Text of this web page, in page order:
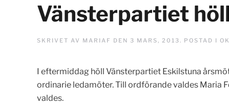
Vänsterpartiet
SKRIVET AV MARIAF DEN 3 MARS, 2013. POSTAD I
I eftermiddag höll Vänsterpartiet Eskilstuna
ordinarie ledamöter. Till ordförande valdes Maria
valdes.